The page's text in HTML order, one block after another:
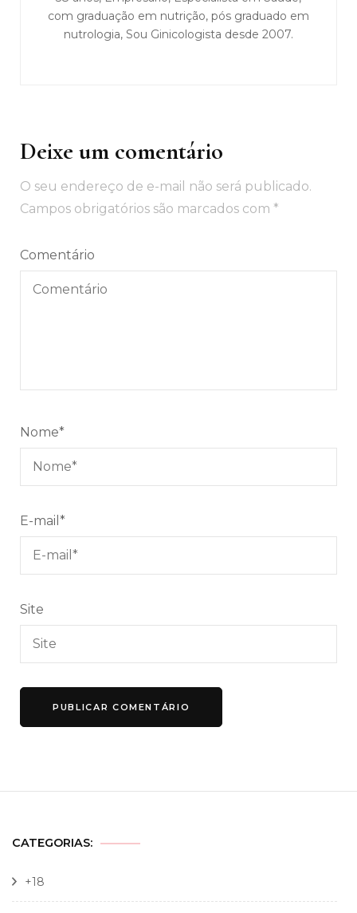
com graduação em nutrição, pós graduado em
nutrologia, Sou Ginicologista desde 2007.
Deixe um comentário
O seu endereço de e-mail não será publicado.
Campos obrigatórios são marcados com *
Comentário
Nome*
E-mail *
Site
CATEGORIAS:
+18